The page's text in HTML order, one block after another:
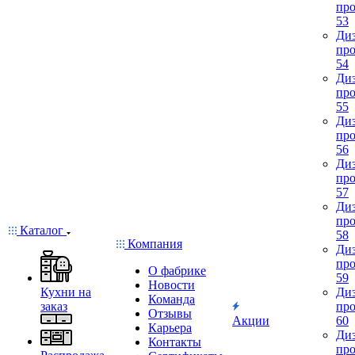
Каталог
Кухни на
заказ
Компания
О фабрике
Новости
Команда
Отзывы
Карьера
Контакты
Акции
53
54
55
56
57
58
59
60